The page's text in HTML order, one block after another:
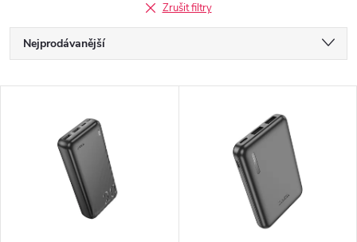
Zrušit filtry
Ř
a
Nejprodávanější
Abecedně